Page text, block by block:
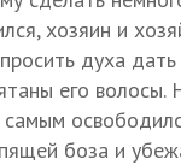
хозяин и
духа
его
боза и